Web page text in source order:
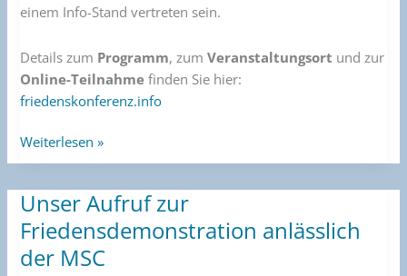
einem Info-Stand vertreten sein.
Details zum Programm, zumVeranstaltungsort und zur
Online-Teilnahme finden Sie hier:
friedenskonferenz.info
Weiterlesen »
Unser Aufruf zur
Friedensdemonstration anlässlich
der MSC
Unser
Aufruf
zur
Friedensdemonstration